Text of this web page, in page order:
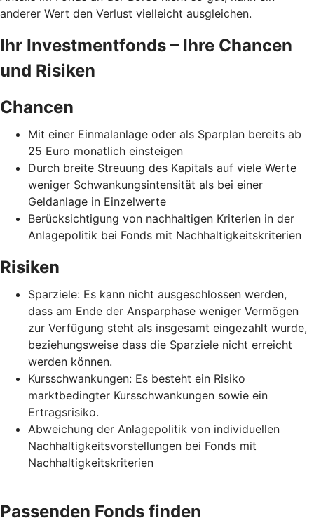
anderer Wert den Verlust vielleicht ausgleichen.
Ihr Investmentfonds – Ihre Chancen
und Risiken
Chancen
Mit einer Einmalanlage oder als Sparplan bereits ab
25 Euro monatlich einsteigen
Durch breite Streuung des Kapitals auf viele Werte
weniger Schwankungsintensität als bei einer
Geldanlage in Einzelwerte
Berücksichtigung von nachhaltigen Kriterien in der
Anlagepolitik bei Fonds mit Nachhaltigkeitskriterien
Risiken
Sparziele: Es kann nicht ausgeschlossen werden,
dass am Ende der Ansparphase weniger Vermögen
zur Verfügung steht als insgesamt eingezahlt wurde,
beziehungsweise dass die Sparziele nicht erreicht
werden können.
Kursschwankungen: Es besteht ein Risiko
marktbedingter Kursschwankungen sowie ein
Ertragsrisiko.
Abweichung der Anlagepolitik von individuellen
Nachhaltigkeitsvorstellungen bei Fonds mit
Nachhaltigkeitskriterien
Passenden Fonds finden